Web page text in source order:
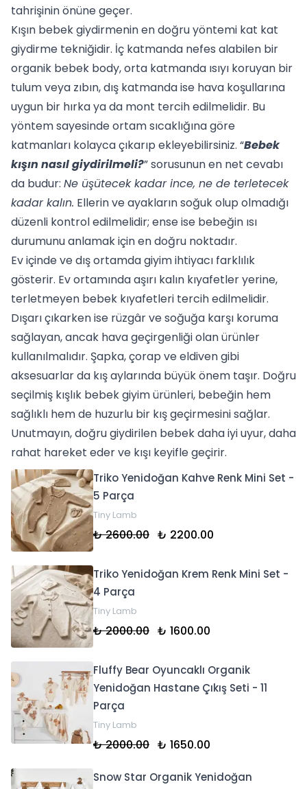
tahrişinin önüne geçer.
Kışın bebek giydirmenin en doğru yöntemi kat kat
giydirme tekniğidir. İç katmanda nefes alabilen bir
organik bebek body, orta katmanda ısıyı koruyan bir
tulum veya zıbın, dış katmanda ise hava koşullarına
uygun bir hırka ya da mont tercih edilmelidir. Bu
yöntem sayesinde ortam sıcaklığına göre
katmanları kolayca çıkarıp ekleyebilirsiniz. “Bebek
kışın nasıl giydirilmeli?” sorusunun en net cevabı
da budur: Ne üşütecek kadar ince, ne de terletecek
kadar kalın. Ellerin ve ayakların soğuk olup olmadığı
düzenli kontrol edilmelidir; ense ise bebeğin ısı
durumunu anlamak için en doğru noktadır.
Ev içinde ve dış ortamda giyim ihtiyacı farklılık
gösterir. Ev ortamında aşırı kalın kıyafetler yerine,
terletmeyen bebek kıyafetleri tercih edilmelidir.
Dışarı çıkarken ise rüzgâr ve soğuğa karşı koruma
sağlayan, ancak hava geçirgenliği olan ürünler
kullanılmalıdır. Şapka, çorap ve eldiven gibi
aksesuarlar da kış aylarında büyük önem taşır. Doğru
seçilmiş kışlık bebek giyim ürünleri, bebeğin hem
sağlıklı hem de huzurlu bir kış geçirmesini sağlar.
Unutmayın, doğru giydirilen bebek daha iyi uyur, daha
rahat hareket eder ve kışı keyifle geçirir.
Triko Yenidoğan Kahve Renk Mini Set -
5 Parça
Tiny Lamb
₺ 2600.00 ₺ 2200.00
Triko Yenidoğan Krem Renk Mini Set -
4 Parça
Tiny Lamb
₺ 2000.00 ₺ 1600.00
Fluffy Bear Oyuncaklı Organik
Yenidoğan Hastane Çıkış Seti - 11
Parça
Tiny Lamb
₺ 2000.00 ₺ 1650.00
Snow Star Organik Yenidoğan